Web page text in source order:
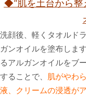
◆“肌を土台から整
洗顔後、軽くタオルド
ガンオイルを塗布しま
るアルガンオイルをブ
することで、 肌がやわ
液、クリームの浸透がア